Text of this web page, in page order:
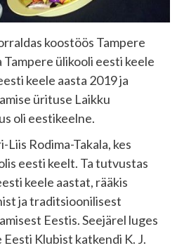
koostöös Tampere
Tampere ülikooli eesti keele
keele aasta 2019 ja
ürituse Laikku
oli eestikeelne.
Liis Rodima-Takala, kes
eesti keelt. Ta tutvustas
keele aastat, rääkis
ja traditsioonilisest
Eestis. Seejärel luges
Klubist katkendi K. J.